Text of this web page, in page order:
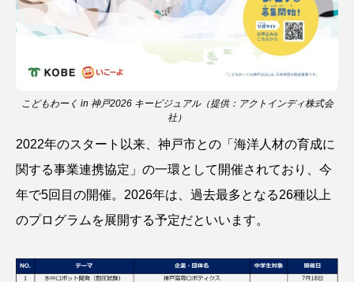
カタボシイワシ カツオ
カブトクラゲ
カレイ カワウソ カワハギ
カワバタモロコ カワムツ ガラ・ルファ
キジハタ キス キチヌ キヌバリ
キビナゴ キュウリエソ キンメダイ
こどもわーく in 神戸2026 キービジュアル（提供：アクトインディ株式会
社）
2022年のスタート以来、神戸市との「海洋人材の育成に
関する事業連携協定」の一環として開催されており、今
年で5回目の開催。2026年は、過去最多となる26種以上
のプログラムを展開する予定だといいます。